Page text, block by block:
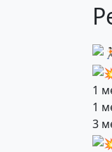
1
1
3